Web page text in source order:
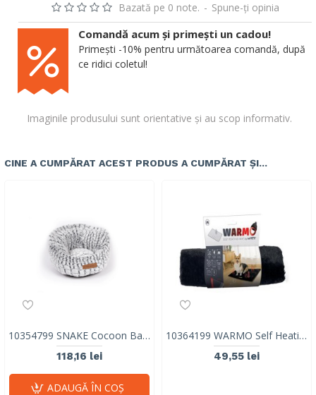
Bazată pe 0 note. - Spune-ţi opinia
Imaginile produsului sunt orientative și au scop informativ.
Comandă acum și primești un cadou!
Primești -10% pentru următoarea comandă, după
ce ridici coletul!
CINE A CUMPĂRAT ACEST PRODUS A CUMPĂRAT ȘI...
10354799 SNAKE Cocoon Basket
118,16 lei
ADAUGĂ ÎN COŞ
10364199 WARMO Self Heating Mat M
49,55 lei